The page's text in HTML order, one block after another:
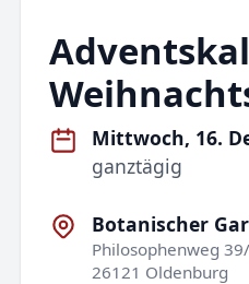
Mittwoch, 16.
ganztägig
Botanischer
Philosophenweg
26121 Oldenburg